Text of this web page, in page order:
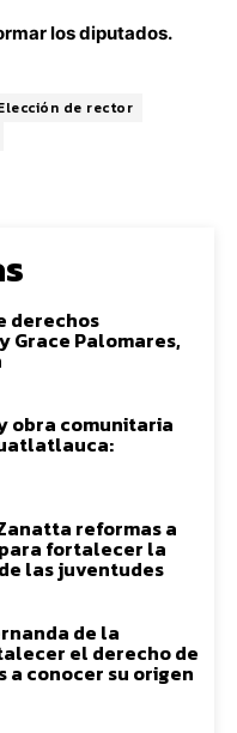
los diputados.
de rector
derechos
Grace Palomares,
obra comunitaria
reformas a
fortalecer la
las juventudes
de la
el derecho de
a conocer su origen